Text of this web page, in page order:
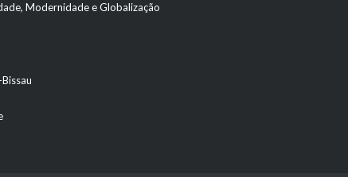
Modernidade e Globalização